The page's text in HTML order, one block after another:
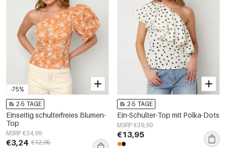
-75%
2-5 TAGE
Einseitig schulterfreies Blumen-
Top
MSRP €34,99
€3,24 €12,95
2-5 TAGE
Ein-Schulter-Top mit Polka-Dots
MSRP €39,99
€13,95